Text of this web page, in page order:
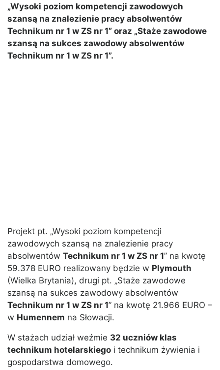
„Wysoki poziom kompetencji zawodowych
szansą na znalezienie pracy absolwentów
Technikum nr 1 w ZS nr 1” oraz „Staże zawodowe
szansą na sukces zawodowy absolwentów
Technikum nr 1 w ZS nr 1”.
Projekt pt. „Wysoki poziom kompetencji
zawodowych szansą na znalezienie pracy
absolwentów Technikum nr 1 w ZS nr 1” na kwotę
59.378 EURO realizowany będzie w Plymouth
(Wielka Brytania), drugi pt. „Staże zawodowe
szansą na sukces zawodowy absolwentów
Technikum nr 1 w ZS nr 1” na kwotę 21.966 EURO –
w Humennem na Słowacji.
W stażach udział weźmie 32 uczniów klas
technikum hotelarskiego i technikum żywienia i
gospodarstwa domowego.